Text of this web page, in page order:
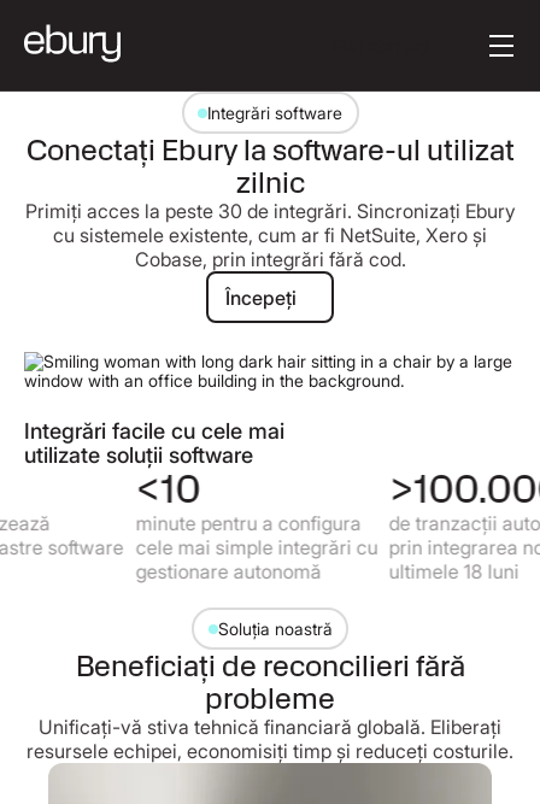
Integrări software
Conectați Ebury la software-ul utilizat
zilnic
Primiți acces la peste 30 de integrări. Sincronizați Ebury
cu sistemele existente, cum ar fi NetSuite, Xero și
Cobase, prin integrări fără cod.
Începeți
Începeți
Integrări facile cu cele mai
utilizate soluții software
<10
minute pentru a configura
cele mai simple integrări cu
gestionare autonomă
>100.000
de tranzacții
prin integrarea
ultimele 18 luni
Soluția noastră
Beneficiați de reconcilieri fără
probleme
Unificați-vă stiva tehnică financiară globală. Eliberați
resursele echipei, economisiți timp și reduceți costurile.